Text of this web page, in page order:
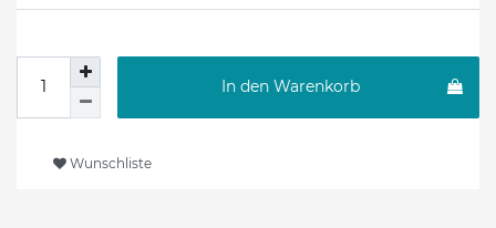
In den Warenkorb
Wunschliste